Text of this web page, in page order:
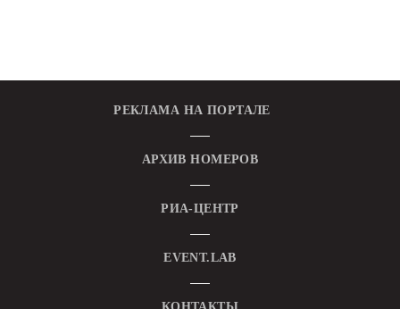
РЕКЛАМА НА ПОРТАЛЕ
АРХИВ НОМЕРОВ
РИА-ЦЕНТР
EVENT.LAB